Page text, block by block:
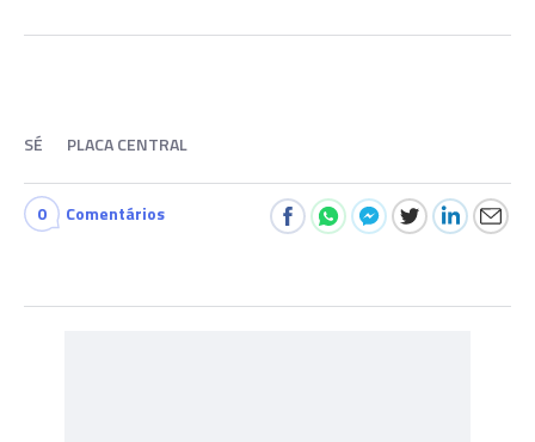
SÉ PLACA CENTRAL
0 Comentários